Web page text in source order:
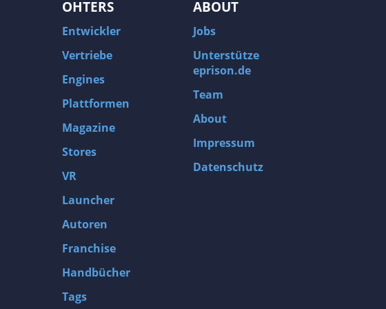
OHTERS
Entwickler
Vertriebe
Engines
Plattformen
Magazine
Stores
VR
Launcher
Autoren
Franchise
Handbücher
Tags
ABOUT
Jobs
Unterstütze
eprison.de
Team
About
Impressum
Datenschutz